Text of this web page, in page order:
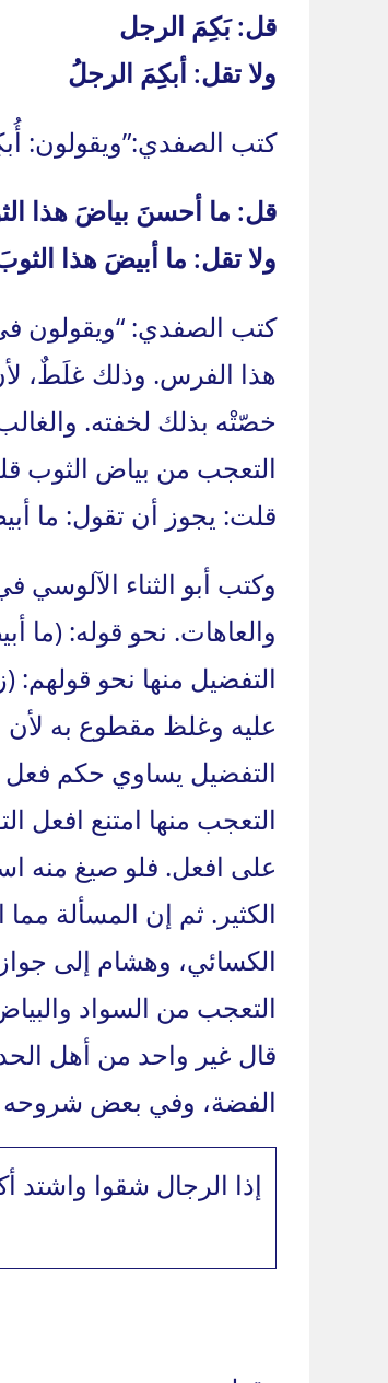
قل: بَكِمَ الرجل
ولا تقل: أبكِمَ الرجلُ
كتب الصفدي:”ويقولون:
قل: ما أحسنَ بياضَ هذا
ولا تقل: ما أبيضَ هذا
كتب الصفدي: “ويقولون
هذا الفرس. وذلك غلَطٌ،
خصّتْه بذلك لخفته.
التعجب من بياض الثوب
قلت: يجوز أن تقول: ما
وكتب أبو الثناء
والعاهات. نحو قوله: (ما
التفضيل منها نحو
عليه وغلظ مقطوع به لأن
التفضيل يساوي حكم فعل
التعجب منها امتنع افعل
على افعل. فلو صيغ منه
الكثير. ثم إن المسألة
الكسائي، وهشام إلى
التعجب من السواد
قال غير واحد من أهل
الفضة، وفي بعض شروحه
إذا الرجال شقوا واشتد